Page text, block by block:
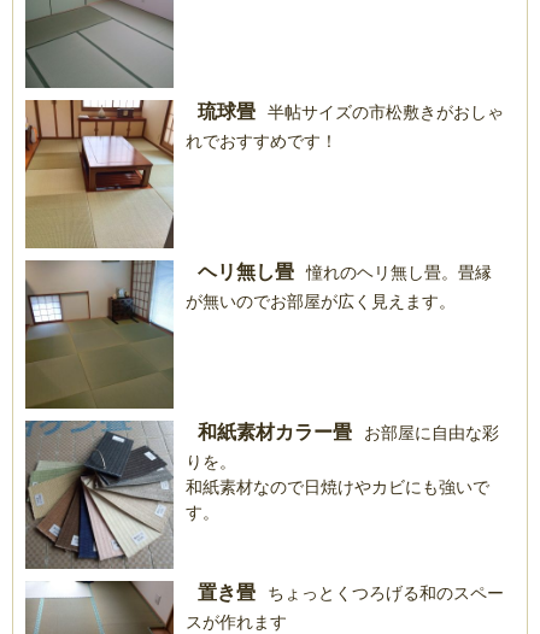
琉球畳
半帖サイズの市松敷きがおしゃ
れでおすすめです！
ヘリ無し畳
憧れのヘリ無し畳。畳縁
が無いのでお部屋が広く見えます。
和紙素材カラー畳
お部屋に自由な彩
りを。
和紙素材なので日焼けやカビにも強いで
す。
置き畳
ちょっとくつろげる和のスペー
スが作れます